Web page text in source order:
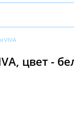
VIVA
цвет -